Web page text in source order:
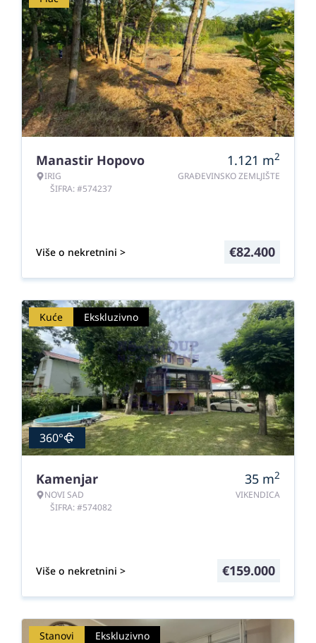
Manastir Hopovo
IRIG
ŠIFRA: #574237
1.121 m2
GRAĐEVINSKO ZEMLJIŠTE
Više o nekretnini > €82.400
Kuće Ekskluzivno
360°
Kamenjar
NOVI SAD
ŠIFRA: #574082
35 m2
VIKENDICA
Više o nekretnini > €159.000
Stanovi Ekskluzivno